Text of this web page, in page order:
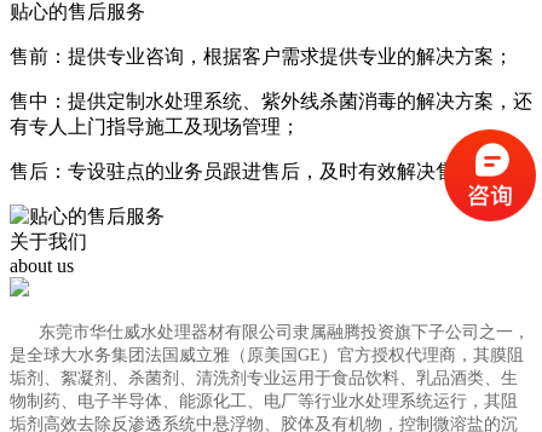
贴心的售后服务
售前：提供专业咨询，根据客户需求提供专业的解决方案；
售中：提供定制水处理系统、紫外线杀菌消毒的解决方案，还
有专人上门指导施工及现场管理；
售后：专设驻点的业务员跟进售后，及时有效解决售后问题；
关于我们
about us
东莞市华仕威水处理器材有限公司隶属融腾投资旗下子公司之一，
是全球大水务集团法国威立雅（原美国GE）官方授权代理商，其膜阻
垢剂、絮凝剂、杀菌剂、清洗剂专业运用于食品饮料、乳品酒类、生
物制药、电子半导体、能源化工、电厂等行业水处理系统运行，其阻
垢剂高效去除反渗透系统中悬浮物、胶体及有机物，控制微溶盐的沉